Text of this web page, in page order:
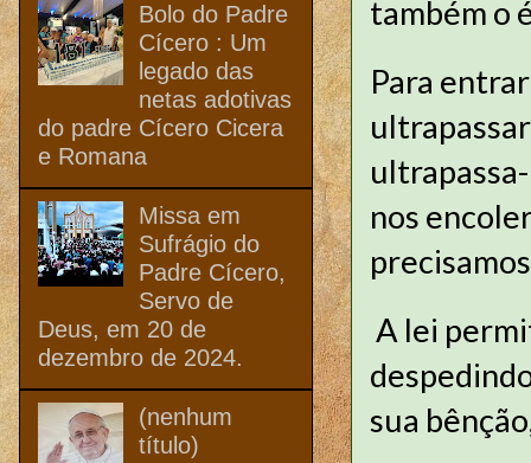
também o
Para
nos
A lei
sua
Bolo do Padre
Cícero : Um
legado das
netas adotivas
do padre Cícero Cicera
e Romana
Missa em
Sufrágio do
Padre Cícero,
Servo de
Deus, em 20 de
dezembro de 2024.
(nenhum
título)